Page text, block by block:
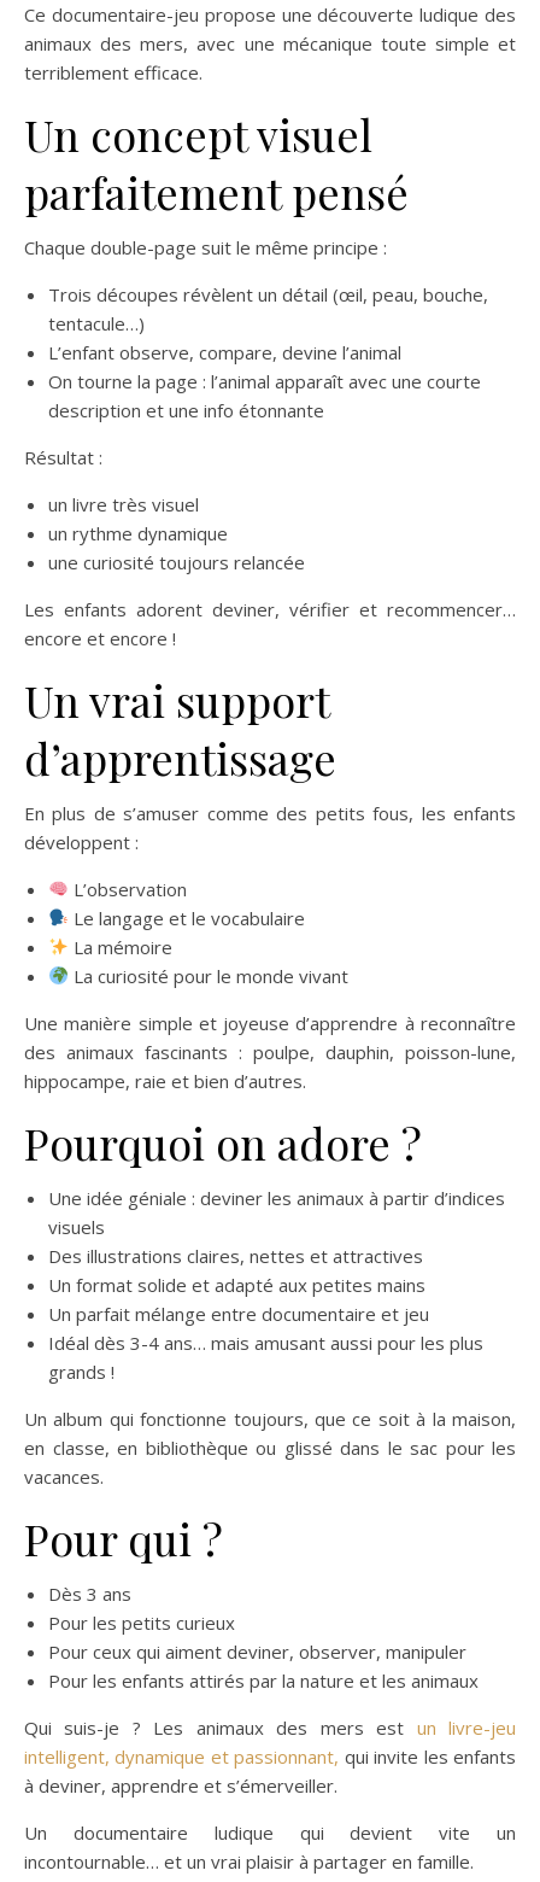
Ce documentaire-jeu propose une découverte ludique des
animaux des mers, avec une mécanique toute simple et
terriblement efficace.
Un concept visuel
parfaitement pensé
Chaque double-page suit le même principe :
Trois découpes révèlent un détail (œil, peau, bouche,
tentacule…)
L’enfant observe, compare, devine l’animal
On tourne la page : l’animal apparaît avec une courte
description et une info étonnante
Résultat :
un livre très visuel
un rythme dynamique
une curiosité toujours relancée
Les enfants adorent deviner, vérifier et recommencer…
encore et encore !
Un vrai support
d’apprentissage
En plus de s’amuser comme des petits fous, les enfants
développent :
L’observation
Le langage et le vocabulaire
La mémoire
La curiosité pour le monde vivant
Une manière simple et joyeuse d’apprendre à reconnaître
des animaux fascinants : poulpe, dauphin, poisson-lune,
hippocampe, raie et bien d’autres.
Pourquoi on adore ?
Une idée géniale : deviner les animaux à partir d’indices
visuels
Des illustrations claires, nettes et attractives
Un format solide et adapté aux petites mains
Un parfait mélange entre documentaire et jeu
Idéal dès 3-4 ans… mais amusant aussi pour les plus
grands !
Un album qui fonctionne toujours, que ce soit à la maison,
en classe, en bibliothèque ou glissé dans le sac pour les
vacances.
Pour qui ?
Dès 3 ans
Pour les petits curieux
Pour ceux qui aiment deviner, observer, manipuler
Pour les enfants attirés par la nature et les animaux
Qui suis-je ? Les animaux des mers est un livre-jeu
intelligent, dynamique et passionnant, qui invite les enfants
à deviner, apprendre et s’émerveiller.
Un documentaire ludique qui devient vite un
incontournable… et un vrai plaisir à partager en famille.